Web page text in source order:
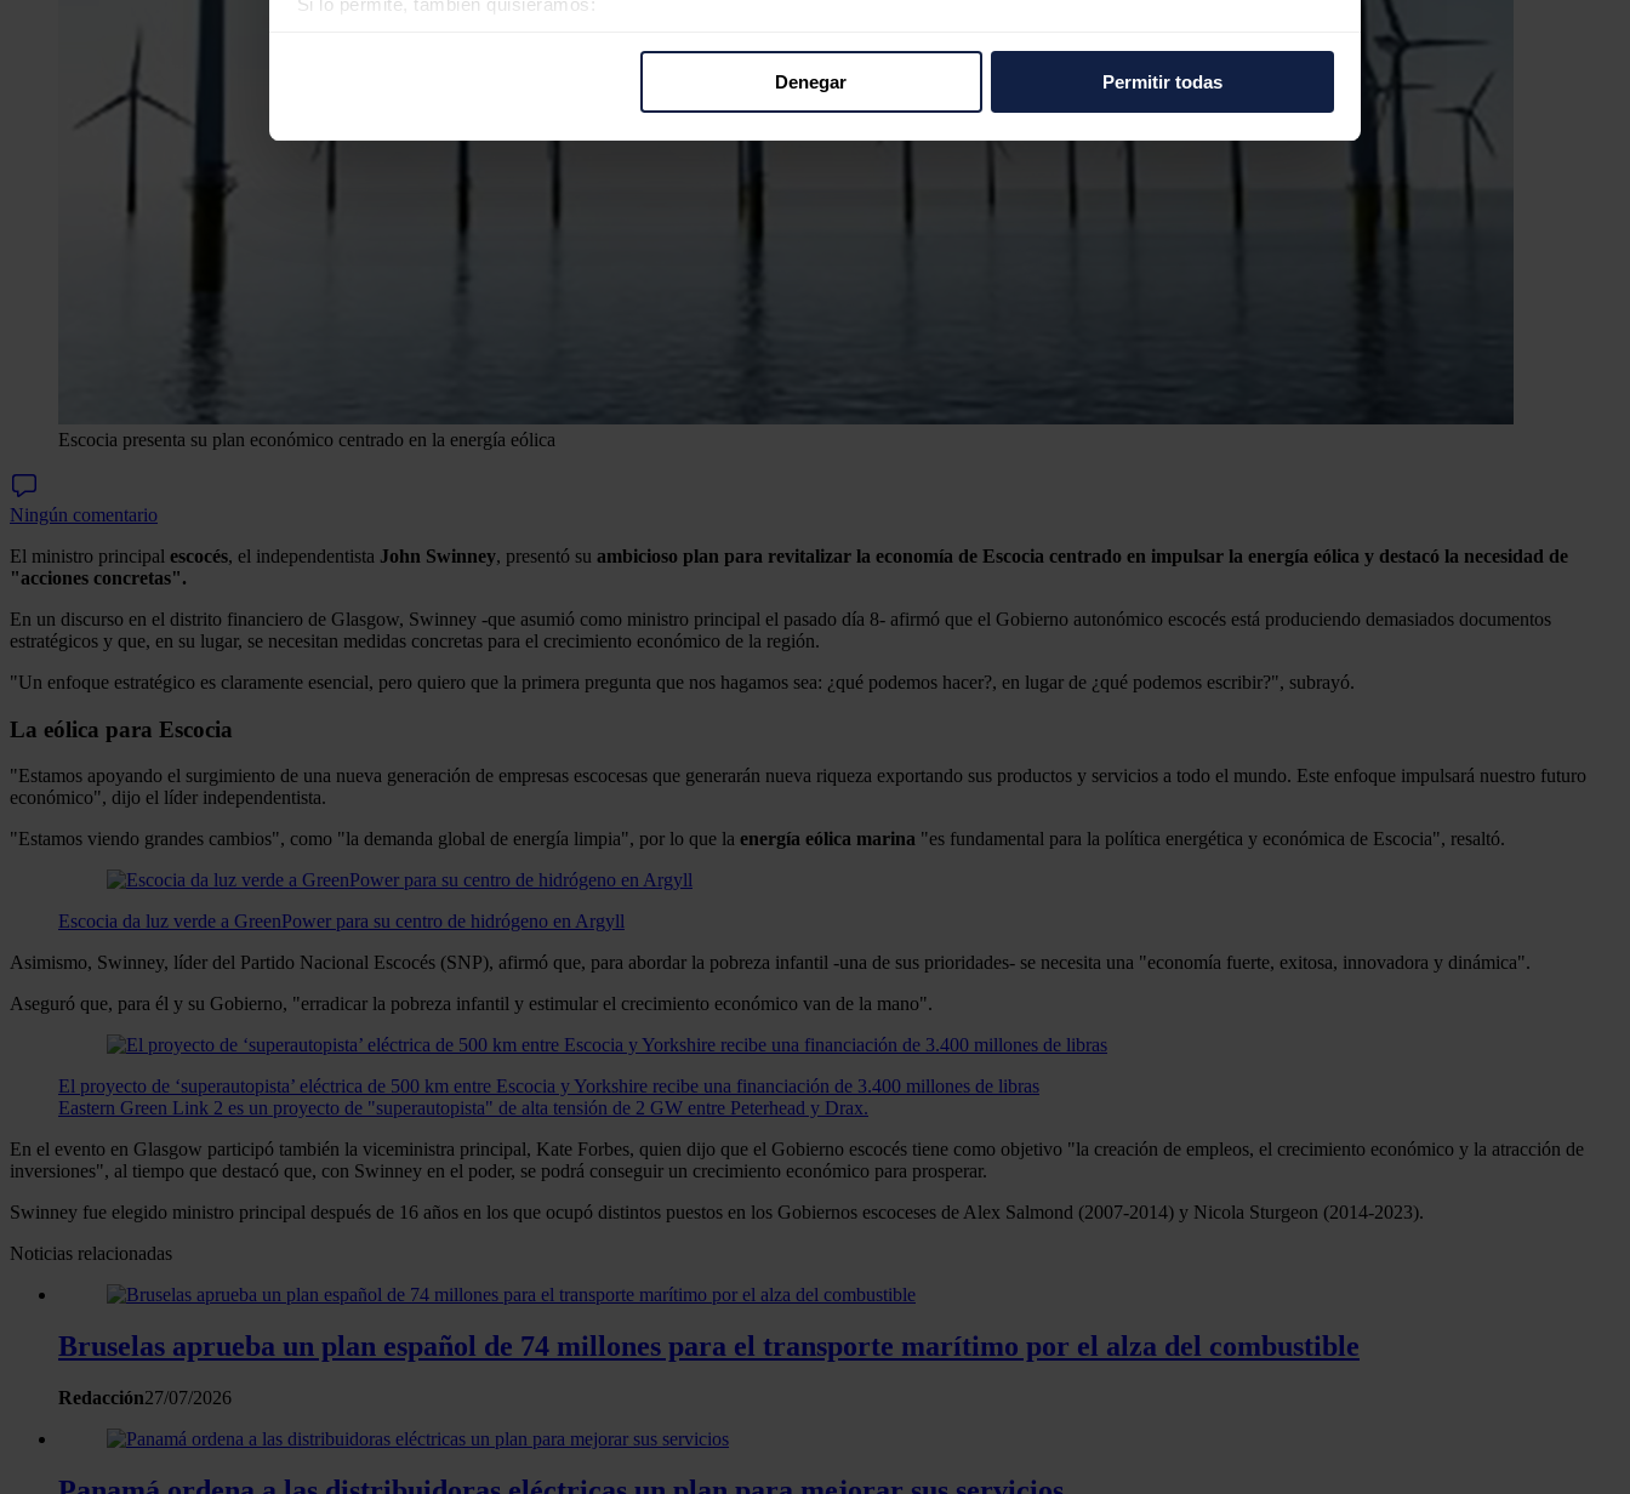
Si lo permite, también quisiéramos:
Denegar Permitir todas
Escocia presenta su plan económico centrado en la energía eólica
Ningún comentario
El ministro principal escocés, el independentista John Swinney, presentó su ambicioso plan para revitalizar la economía de Escocia centrado en impulsar la energía eólica y destacó la necesidad de
"acciones concretas".
En un discurso en el distrito financiero de Glasgow, Swinney -que asumió como ministro principal el pasado día 8- afirmó que el Gobierno autonómico escocés está produciendo demasiados documentos
estratégicos y que, en su lugar, se necesitan medidas concretas para el crecimiento económico de la región.
"Un enfoque estratégico es claramente esencial, pero quiero que la primera pregunta que nos hagamos sea: ¿qué podemos hacer?, en lugar de ¿qué podemos escribir?", subrayó.
La eólica para Escocia
"Estamos apoyando el surgimiento de una nueva generación de empresas escocesas que generarán nueva riqueza exportando sus productos y servicios a todo el mundo. Este enfoque impulsará nuestro futuro
económico", dijo el líder independentista.
"Estamos viendo grandes cambios", como "la demanda global de energía limpia", por lo que la energía eólica marina "es fundamental para la política energética y económica de Escocia", resaltó.
Escocia da luz verde a GreenPower para su centro de hidrógeno en Argyll
Asimismo, Swinney, líder del Partido Nacional Escocés (SNP), afirmó que, para abordar la pobreza infantil -una de sus prioridades- se necesita una "economía fuerte, exitosa, innovadora y dinámica".
Aseguró que, para él y su Gobierno, "erradicar la pobreza infantil y estimular el crecimiento económico van de la mano".
El proyecto de ‘superautopista’ eléctrica de 500 km entre Escocia y Yorkshire recibe una financiación de 3.400 millones de libras
Eastern Green Link 2 es un proyecto de "superautopista" de alta tensión de 2 GW entre Peterhead y Drax.
En el evento en Glasgow participó también la viceministra principal, Kate Forbes, quien dijo que el Gobierno escocés tiene como objetivo "la creación de empleos, el crecimiento económico y la atracción de
inversiones", al tiempo que destacó que, con Swinney en el poder, se podrá conseguir un crecimiento económico para prosperar.
Swinney fue elegido ministro principal después de 16 años en los que ocupó distintos puestos en los Gobiernos escoceses de Alex Salmond (2007-2014) y Nicola Sturgeon (2014-2023).
Noticias relacionadas
Bruselas aprueba un plan español de 74 millones para el transporte marítimo por el alza del combustible
Redacción27/07/2026